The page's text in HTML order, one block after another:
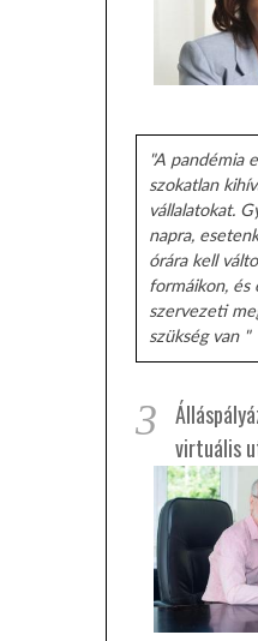
"A pandémia
szokatlan
vállalatokat.
napra,
órára kell
formáikon, és
szervezeti
szükség van "
3
virtuális